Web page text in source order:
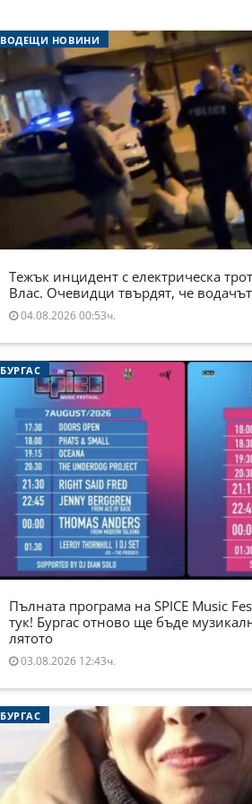
ВОДЕЩИ НОВИНИ
Тежък инцидент с електрическа
Влас. Очевидци твърдят, че
04.08.2026 00:53ч.
БУРГАС
Пълната програма на SPICE Music
тук! Бургас отново ще бъде
лятото
03.08.2026 12:43ч.
БУРГАС